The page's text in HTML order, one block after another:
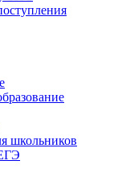
школьников